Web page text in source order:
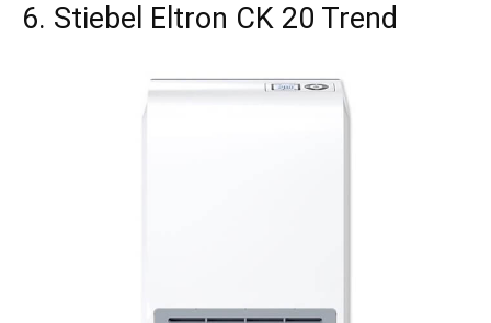
6. Stiebel Eltron CK 20 Trend